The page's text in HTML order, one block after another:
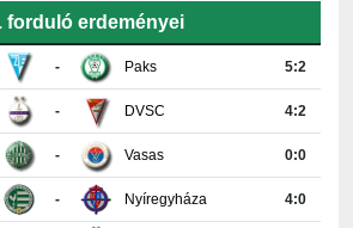
- Paks
DVSC 4:2
Vasas 0:0
Nyíregyháza 4:0
MTK 3:3